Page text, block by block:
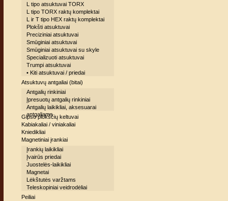
L tipo atsuktuvai TORX
L tipo TORX raktų komplektai
L ir T tipo HEX raktų komplektai
Plokšti atsuktuvai
Preciziniai atsuktuvai
Smūginiai atsuktuvai
Smūginiai atsuktuvai su skyle
Specializuoti atsuktuvai
Trumpi atsuktuvai
• Kiti atsuktuvai / priedai
Atsuktuvų antgaliai (bitai)
Antgalių rinkiniai
Įpresuotų antgalių rinkiniai
Antgalių laikikliai, aksesuarai
antgaliams
Gipso plokščių keltuvai
Kabiakaliai / viniakaliai
Kniedikliai
Magnetiniai įrankiai
Įrankių laikikliai
Įvairūs priedai
Juostelės-laikikliai
Magnetai
Lėkštutės varžtams
Teleskopiniai veidrodėliai
Peiliai